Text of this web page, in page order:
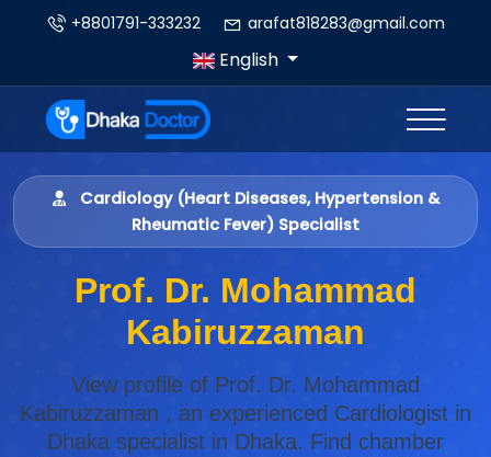
+8801791-333232 arafat818283@gmail.com
English
Cardiology (Heart Diseases, Hypertension &
Rheumatic Fever) Specialist
Prof. Dr. Mohammad
Kabiruzzaman
View profile of Prof. Dr. Mohammad
Kabiruzzaman , an experienced Cardiologist in
Dhaka specialist in Dhaka. Find chamber